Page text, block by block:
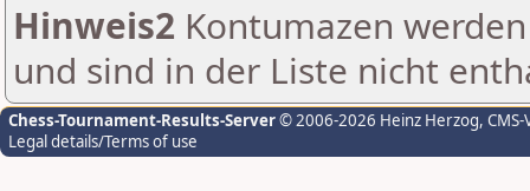
Hinweis2 Kontumazen
und sind in der Liste nicht
Chess-Tournament-Results-Server© 2006-2026 Heinz Herzog,
Legal details/Terms of use